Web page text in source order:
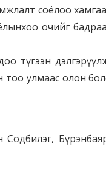
соёлоо
очийг
түгээн
улмаас олон